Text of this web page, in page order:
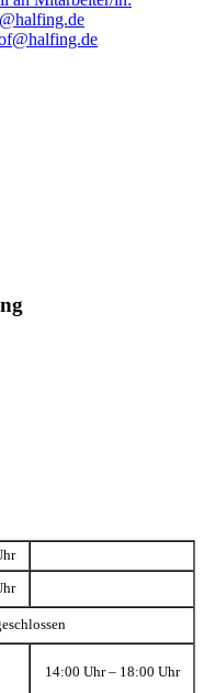
14:00 Uhr – 18:00 Uhr